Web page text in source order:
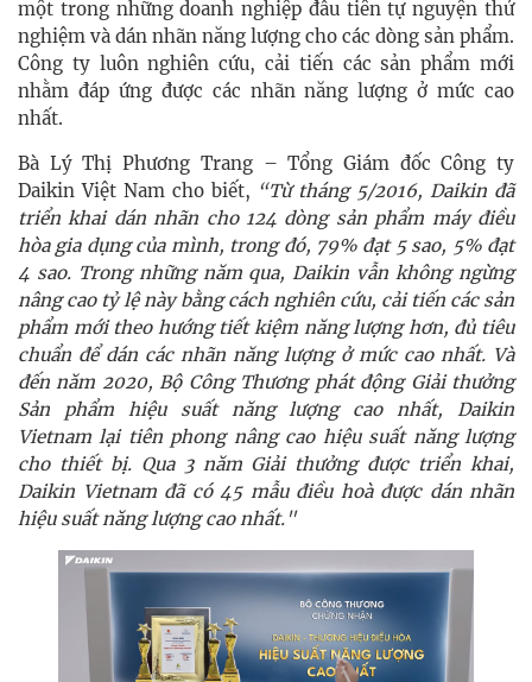
một trong những doanh nghiệp đầu tiên tự nguyện thử
nghiệm và dán nhãn năng lượng cho các dòng sản phẩm.
Công ty luôn nghiên cứu, cải tiến các sản phẩm mới
nhằm đáp ứng được các nhãn năng lượng ở mức cao
nhất.
Bà Lý Thị Phương Trang – Tổng Giám đốc Công ty
Daikin Việt Nam cho biết, “Từ tháng 5/2016, Daikin đã
triển khai dán nhãn cho 124 dòng sản phẩm máy điều
hòa gia dụng của mình, trong đó, 79% đạt 5 sao, 5% đạt
4 sao. Trong những năm qua, Daikin vẫn không ngừng
nâng cao tỷ lệ này bằng cách nghiên cứu, cải tiến các sản
phẩm mới theo hướng tiết kiệm năng lượng hơn, đủ tiêu
chuẩn để dán các nhãn năng lượng ở mức cao nhất. Và
đến năm 2020, Bộ Công Thương phát động Giải thưởng
Sản phẩm hiệu suất năng lượng cao nhất, Daikin
Vietnam lại tiên phong nâng cao hiệu suất năng lượng
cho thiết bị. Qua 3 năm Giải thưởng được triển khai,
Daikin Vietnam đã có 45 mẫu điều hoà được dán nhãn
hiệu suất năng lượng cao nhất."